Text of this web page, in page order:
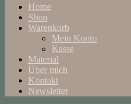
Home
Shop
Warenkorb
Mein Konto
Kasse
Material
Über mich
Kontakt
Newsletter